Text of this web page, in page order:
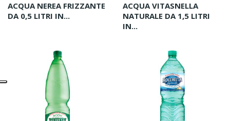
ACQUA NEREA FRIZZANTE
DA 0,5 LITRI IN...
ACQUA VITASNELLA
NATURALE DA 1,5 LITRI
IN...